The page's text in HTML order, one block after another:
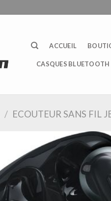
ACCUEIL
CASQUES BLUETOOTH
/ ECOUTEUR SANS FIL